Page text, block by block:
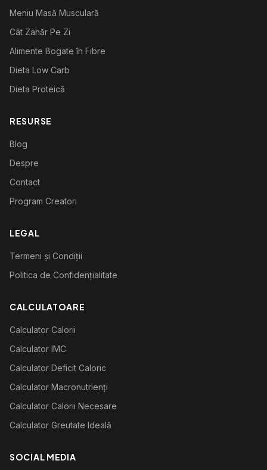
Meniu Masă Musculară
Cât Zahăr Pe Zi
Alimente Bogate în Fibre
Dieta Low Carb
Dieta Proteică
RESURSE
Blog
Despre
Contact
Program Creatori
LEGAL
Termeni și Condiții
Politica de Confidențialitate
CALCULATOARE
Calculator Calorii
Calculator IMC
Calculator Deficit Caloric
Calculator Macronutrienți
Calculator Calorii Necesare
Calculator Greutate Ideală
SOCIAL MEDIA